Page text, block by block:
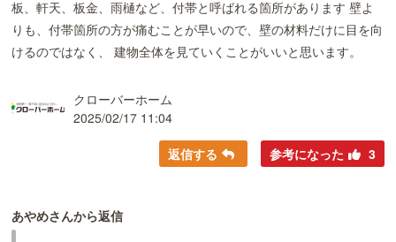
板、軒天、板金、雨樋など、付帯と呼ばれる箇所があります 壁よ
りも、付帯箇所の方が痛むことが早いので、壁の材料だけに目を向
けるのではなく、 建物全体を見ていくことがいいと思います。
クローバーホーム
2025/02/17 11:04
返信する 参考になった 3
あやめさんから返信